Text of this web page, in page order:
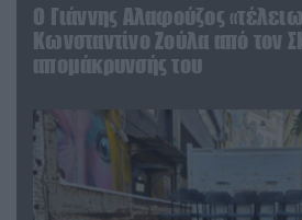
Ο Γιάννης Αλαφούζος
Κωνσταντίνο Ζούλα από τον
απομάκρυνσής του